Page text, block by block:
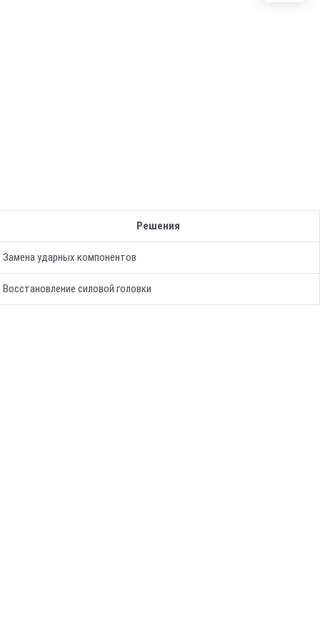
Решения
Замена ударных компонентов
Восстановление силовой головки